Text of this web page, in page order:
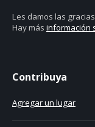
Les damos las
Hay más información
Contribuya
Agregar un lugar